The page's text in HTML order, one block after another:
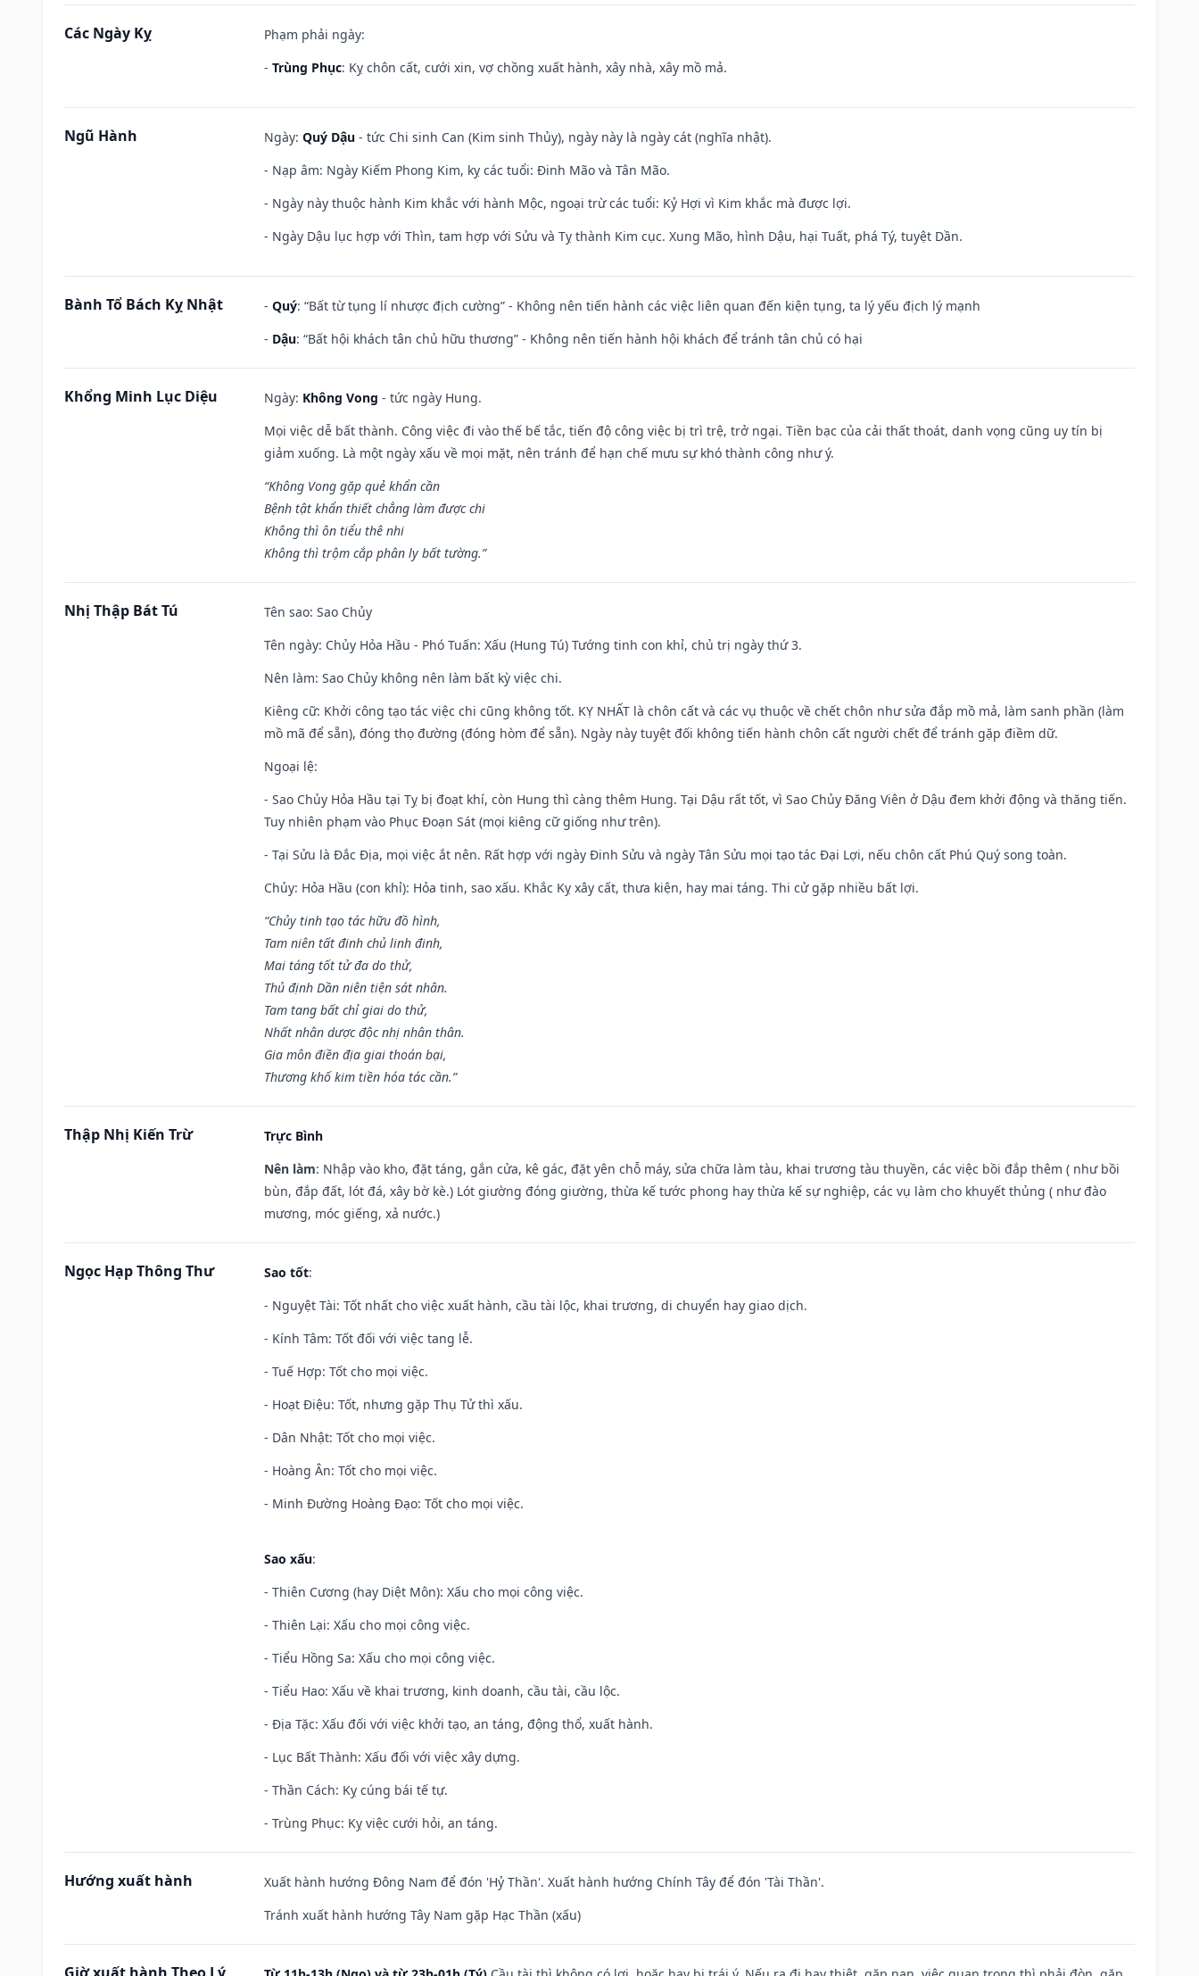
Các Ngày Kỵ
Phạm phải ngày:
- Trùng Phục: Kỵ chôn cất, cưới xin, vợ chồng xuất hành, xây nhà, xây mồ mả.
Ngũ Hành Ngày: Quý Dậu - tức Chi sinh Can (Kim sinh Thủy), ngày này là ngày cát (nghĩa nhật).
- Nạp âm: Ngày Kiếm Phong Kim, kỵ các tuổi: Đinh Mão và Tân Mão.
- Ngày này thuộc hành Kim khắc với hành Mộc, ngoại trừ các tuổi: Kỷ Hợi vì Kim khắc mà được lợi.
- Ngày Dậu lục hợp với Thìn, tam hợp với Sửu và Tỵ thành Kim cục. Xung Mão, hình Dậu, hại Tuất, phá Tý, tuyệt Dần.
Bành Tổ Bách Kỵ Nhật - Quý: “Bất từ tụng lí nhược địch cường” - Không nên tiến hành các việc liên quan đến kiện tụng, ta lý yếu địch lý mạnh
- Dậu: “Bất hội khách tân chủ hữu thương” - Không nên tiến hành hội khách để tránh tân chủ có hại
Khổng Minh Lục Diệu Ngày: Không Vong - tức ngày Hung.
Mọi việc dễ bất thành. Công việc đi vào thế bế tắc, tiến độ công việc bị trì trệ, trở ngại. Tiền bạc của cải thất thoát, danh vọng cũng uy tín bị
giảm xuống. Là một ngày xấu về mọi mặt, nên tránh để hạn chế mưu sự khó thành công như ý.
“Không Vong gặp quẻ khẩn cần
Bệnh tật khẩn thiết chẳng làm được chi
Không thì ôn tiểu thê nhi
Không thì trộm cắp phân ly bất tường.”
Nhị Thập Bát Tú Tên sao: Sao Chủy
Tên ngày: Chủy Hỏa Hầu - Phó Tuấn: Xấu (Hung Tú) Tướng tinh con khỉ, chủ trị ngày thứ 3.
Nên làm: Sao Chủy không nên làm bất kỳ việc chi.
Kiêng cữ: Khởi công tạo tác việc chi cũng không tốt. KỴ NHẤT là chôn cất và các vụ thuộc về chết chôn như sửa đắp mồ mả, làm sanh phần (làm
mồ mã để sẵn), đóng thọ đường (đóng hòm để sẵn). Ngày này tuyệt đối không tiến hành chôn cất người chết để tránh gặp điềm dữ.
Ngoại lệ:
- Sao Chủy Hỏa Hầu tại Tỵ bị đoạt khí, còn Hung thì càng thêm Hung. Tại Dậu rất tốt, vì Sao Chủy Đăng Viên ở Dậu đem khởi động và thăng tiến.
Tuy nhiên phạm vào Phục Đoạn Sát (mọi kiêng cữ giống như trên).
- Tại Sửu là Đắc Địa, mọi việc ắt nên. Rất hợp với ngày Đinh Sửu và ngày Tân Sửu mọi tạo tác Đại Lợi, nếu chôn cất Phú Quý song toàn.
Chủy: Hỏa Hầu (con khỉ): Hỏa tinh, sao xấu. Khắc Kỵ xây cất, thưa kiện, hay mai táng. Thi cử gặp nhiều bất lợi.
“Chủy tinh tạo tác hữu đồ hình,
Tam niên tất đinh chủ linh đinh,
Mai táng tốt tử đa do thử,
Thủ định Dần niên tiện sát nhân.
Tam tang bất chỉ giai do thử,
Nhất nhân dược độc nhị nhân thân.
Gia môn điền địa giai thoán bại,
Thương khố kim tiền hóa tác cần.”
Thập Nhị Kiến Trừ
Trực Bình
Nên làm: Nhập vào kho, đặt táng, gắn cửa, kê gác, đặt yên chỗ máy, sửa chữa làm tàu, khai trương tàu thuyền, các việc bồi đắp thêm ( như bồi
bùn, đắp đất, lót đá, xây bờ kè.) Lót giường đóng giường, thừa kế tước phong hay thừa kế sự nghiệp, các vụ làm cho khuyết thủng ( như đào
mương, móc giếng, xả nước.)
Ngọc Hạp Thông Thư Sao tốt:
- Nguyệt Tài: Tốt nhất cho việc xuất hành, cầu tài lộc, khai trương, di chuyển hay giao dịch.
- Kính Tâm: Tốt đối với việc tang lễ.
- Tuế Hợp: Tốt cho mọi việc.
- Hoạt Điệu: Tốt, nhưng gặp Thụ Tử thì xấu.
- Dân Nhật: Tốt cho mọi việc.
- Hoàng Ân: Tốt cho mọi việc.
- Minh Đường Hoàng Đạo: Tốt cho mọi việc.
Sao xấu:
- Thiên Cương (hay Diệt Môn): Xấu cho mọi công việc.
- Thiên Lại: Xấu cho mọi công việc.
- Tiểu Hồng Sa: Xấu cho mọi công việc.
- Tiểu Hao: Xấu về khai trương, kinh doanh, cầu tài, cầu lộc.
- Địa Tặc: Xấu đối với việc khởi tạo, an táng, động thổ, xuất hành.
- Lục Bất Thành: Xấu đối với việc xây dựng.
- Thần Cách: Kỵ cúng bái tế tự.
- Trùng Phục: Kỵ việc cưới hỏi, an táng.
Hướng xuất hành
Xuất hành hướng Đông Nam để đón 'Hỷ Thần'. Xuất hành hướng Chính Tây để đón 'Tài Thần'.
Tránh xuất hành hướng Tây Nam gặp Hạc Thần (xấu)